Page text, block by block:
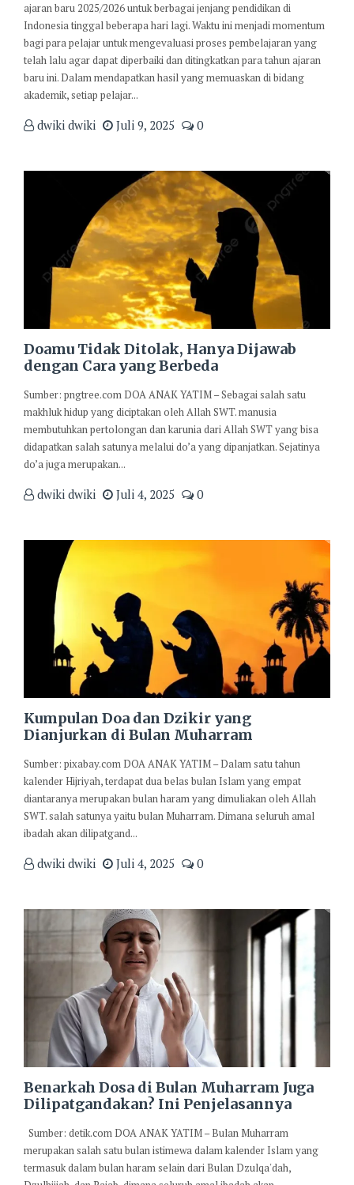
ajaran baru 2025/2026 untuk berbagai jenjang pendidikan di
Indonesia tinggal beberapa hari lagi. Waktu ini menjadi momentum
bagi para pelajar untuk mengevaluasi proses pembelajaran yang
telah lalu agar dapat diperbaiki dan ditingkatkan para tahun ajaran
baru ini. Dalam mendapatkan hasil yang memuaskan di bidang
akademik, setiap pelajar...
dwiki dwiki Juli 9, 2025 0
Doamu Tidak Ditolak, Hanya Dijawab
dengan Cara yang Berbeda
Sumber: pngtree.com DOA ANAK YATIM – Sebagai salah satu
makhluk hidup yang diciptakan oleh Allah SWT. manusia
membutuhkan pertolongan dan karunia dari Allah SWT yang bisa
didapatkan salah satunya melalui do’a yang dipanjatkan. Sejatinya
do’a juga merupakan...
dwiki dwiki Juli 4, 2025 0
Kumpulan Doa dan Dzikir yang
Dianjurkan di Bulan Muharram
Sumber: pixabay.com DOA ANAK YATIM – Dalam satu tahun
kalender Hijriyah, terdapat dua belas bulan Islam yang empat
diantaranya merupakan bulan haram yang dimuliakan oleh Allah
SWT. salah satunya yaitu bulan Muharram. Dimana seluruh amal
ibadah akan dilipatgand...
dwiki dwiki Juli 4, 2025 0
Benarkah Dosa di Bulan Muharram Juga
Dilipatgandakan? Ini Penjelasannya
Sumber: detik.com DOA ANAK YATIM – Bulan Muharram
merupakan salah satu bulan istimewa dalam kalender Islam yang
termasuk dalam bulan haram selain dari Bulan Dzulqa'dah,